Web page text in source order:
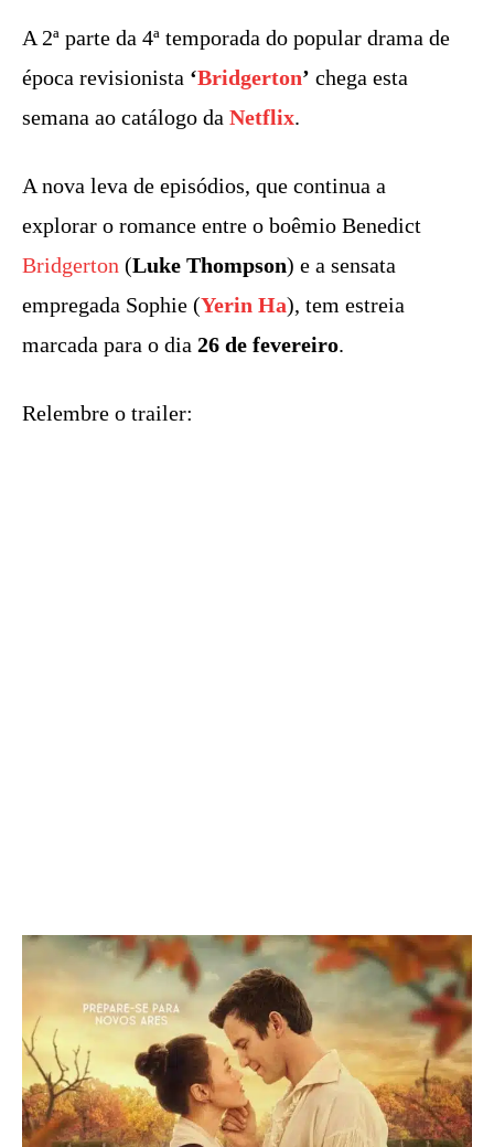
A 2ª parte da 4ª temporada do popular drama de
época revisionista ‘Bridgerton’ chega esta
semana ao catálogo da Netflix.
A nova leva de episódios, que continua a
explorar o romance entre o boêmio Benedict
Bridgerton (Luke Thompson) e a sensata
empregada Sophie (Yerin Ha), tem estreia
marcada para o dia 26 de fevereiro.
Relembre o trailer: